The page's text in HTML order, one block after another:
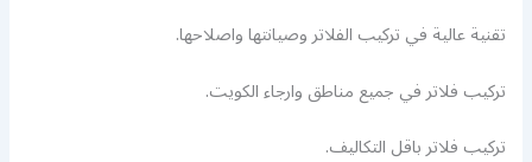
تقنية عالية في تركيب الفلاتر وصيانتها واصلاحها.
تركيب فلاتر في جميع مناطق وارجاء الكويت.
تركيب فلاتر باقل التكاليف.